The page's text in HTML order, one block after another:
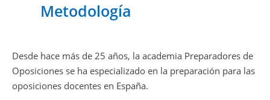
Metodología
Desde hace más de 25 años, la academia Preparadores de
Oposiciones se ha especializado en la preparación para las
oposiciones docentes en España.